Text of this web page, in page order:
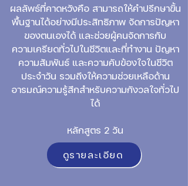
ผลลัพธ์ที่คาดหวังคือ สามารถให้คำปรึกษาขั้น
พื้นฐานได้อย่างมีประสิทธิภาพ จัดการปัญหา
ของตนเองได้ และช่วยผู้คนจัดการกับ
ความเครียดทั่วไปในชีวิตและที่ทำงาน ปัญหา
ความสัมพันธ์ และความคับข้องใจในชีวิต
ประจำวัน รวมถึงให้ความช่วยเหลือด้าน
อารมณ์ความรู้สึกสำหรับความกังวลใจทั่วไป
ได้
หลักสูตร 2 วัน
ดูรายละเอียด